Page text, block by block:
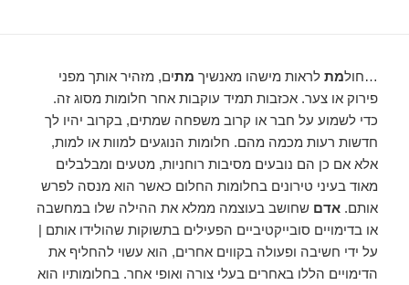
…חולמת לראות מישהו מאנשיך מתים, מזהיר אותך מפני
פירוק או צער. אכזבות תמיד עוקבות אחר חלומות מסוג זה.
כדי לשמוע על חבר או קרוב משפחה שמתים, בקרוב יהיו לך
חדשות רעות מכמה מהם. חלומות הנוגעים למוות או למות,
אלא אם כן הם נובעים מסיבות רוחניות, מטעים ומבלבלים
מאוד בעיני טירונים בחלומות החלום כאשר הוא מנסה לפרש
אותם.אדם שחושב בעוצמה ממלא את ההילה שלו במחשבה
או בדימויים סובייקטיביים הפעילים בתשוקות שהולידו אותם |
על ידי חשיבה ופעולה בקווים אחרים, הוא עשוי להחליף את
הדימויים הללו באחרים בעלי צורה ואופי אחר. בחלומותיו הוא